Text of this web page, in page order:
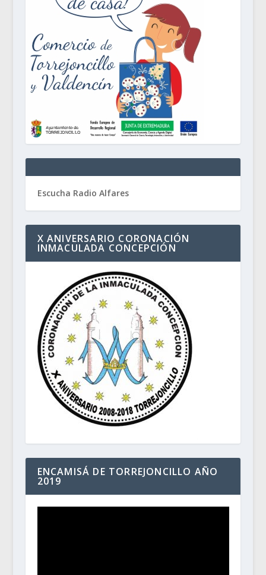
Escucha Radio Alfares
X ANIVERSARIO CORONACIÓN
INMACULADA CONCEPCIÓN
ENCAMISÁ DE TORREJONCILLO AÑO
2019